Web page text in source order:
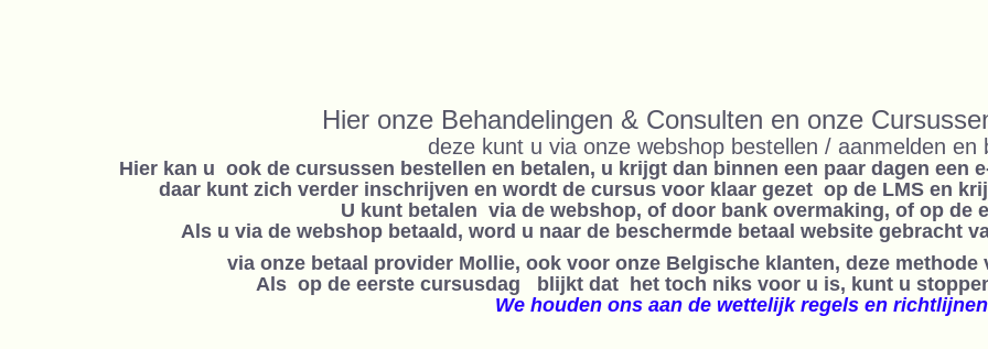
Hier onze Behandelingen & Consulten en onze
deze kunt u via onze webshop bestellen / aanmelden en
Hier kan u ook de cursussen bestellen en betalen, u krijgt dan binnen een paar dagen een
daar kunt zich verder inschrijven en wordt de cursus voor klaar gezet op de LMS en
U kunt betalen via de webshop, of door bank overmaking, of op de
Als u via de webshop betaald, word u naar de beschermde betaal website gebracht
via onze betaal provider Mollie, ook voor onze Belgische klanten, deze
Als op de eerste cursusdag blijkt dat het toch niks voor u is, kunt u
We houden ons aan de wettelijk regels en richtlijnen